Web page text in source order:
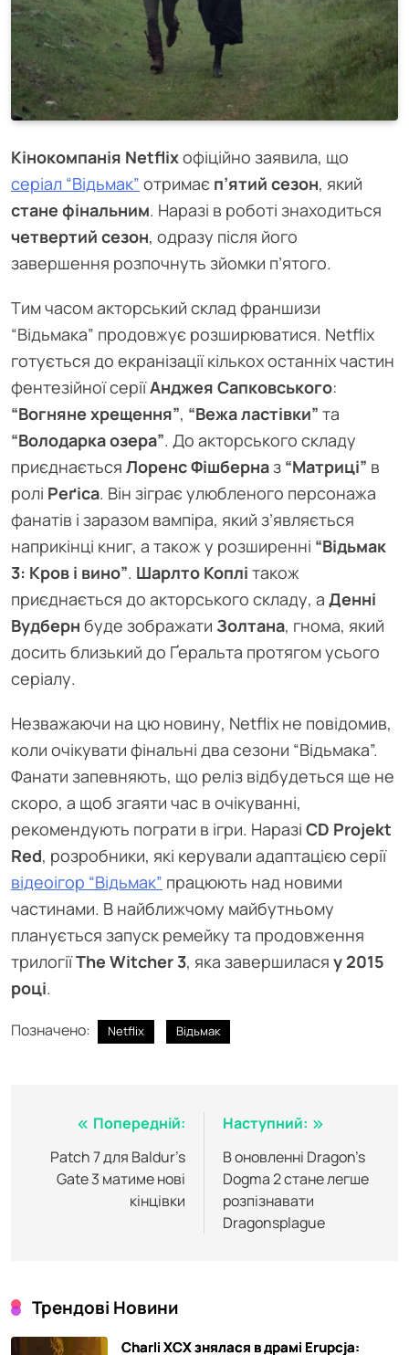
Кінокомпанія Netflixофіційно заявила, що
серіал “Відьмак” отримає п’ятий сезон, який
стане фінальним. Наразі в роботі знаходиться
четвертий сезон, одразу після його
завершення розпочнуть зйомки п’ятого.
Тим часом акторський склад франшизи
“Відьмака” продовжує розширюватися. Netflix
готується до екранізації кількох останніх частин
фентезійної серіїАнджея Сапковського:
“Вогняне хрещення”, “Вежа ластівки” та
“Володарка озера”. До акторського складу
приєднається Лоренс Фішберназ “Матриці” в
ролі Реґіса. Він зіграє улюбленого персонажа
фанатів і заразом вампіра, який з’являється
наприкінці книг, а також у розширенні “Відьмак
3: Кров і вино”. Шарлто Коплі також
приєднається до акторського складу, а Денні
Вудберн буде зображати Золтана, гнома, який
досить близький до Ґеральта протягом усього
серіалу.
Незважаючи на цю новину, Netflix не повідомив,
коли очікувати фінальні два сезони “Відьмака”.
Фанати запевняють, що реліз відбудеться ще не
скоро, а щоб згаяти час в очікуванні,
рекомендують пограти в ігри. Наразі CD Projekt
Red, розробники, які керували адаптацією серії
відеоігор “Відьмак” працюють над новими
частинами. В найближчому майбутньому
планується запуск ремейку та продовження
трилогіїThe Witcher 3, яка завершилася у 2015
році.
Позначено: Netflix Відьмак
Навігація
записів
Попередній:
Patch 7 для Baldur’s
Gate 3 матиме нові
кінцівки
Наступний:
В оновленні Dragon’s
Dogma 2 стане легше
розпізнавати
Dragonsplague
Трендові Новини
Charli XCX знялася в драмі Erupcja: